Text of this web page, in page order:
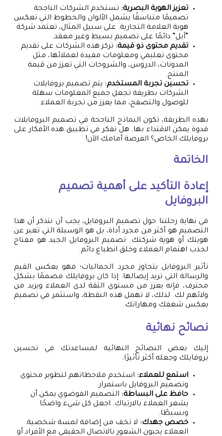
تعزيز الهوية البصرية: تستخدم الشركات الناجحة
تصميمًا متناسقًا يشمل الألوان والخطوط التي تعكس
هوية العلامة التجارية. على سبيل المثال، تعتمد شركة
“آبل” دائمًا على تصميم بسيط وغير معقد.
تقديم محتوى ذو قيمة: تركز هذه الشركات على تقديم
محتوى تعليمي ومعلومات مفيدة لعملائها، مثل
المدونات، الدروس، والشروحات التي تعزز من قيمة
المنتج.
تحسين تجربة المستخدم: يتم تصميم بروفايلات
الشركات بطريقة تجعل جميع المعلومات سهلة
للوصول والتصفح، مما يعزز من تجربة العملاء.
بهذه الطريقة، تكون النماذج الناجحة في تصميم البروفايلات
قدوة يمكن الاقتداء بها. هل تفكر في تطبيق هذه الأفكار على
بروفايلك الخاص؟ الفرصة أمامك الآن!
الخاتمة
إعادة التأكيد على أهمية تصميم
البروفايل
في نهاية رحلتنا حول تصميم البروفايل، يجب أن نتذكر أن هذا
التصميم هو أكثر من مجرد أداة، بل هو الوسيلة التي تعبر عن
هويتك أو هوية شركتك. تصميم البروفايل الجيد هو مفتاح
لجذب اهتمام العملاء وخلق انطباع دائم.
تأثير البروفايل يتجاوز مجرد الجماليات؛ فهو يعكس القيم
والرسالة التي تريد إيصالها. إذا كان بروفايلك مصممًا بشكل
محترف، فإنه يعزز من مستوى الثقة لدى العملاء ويزيد من
ولائهم لك. لذلك، لا تهمل هذه النقطة، واستثمر في تصميم
يعكس شغفك ومهاراتك.
نصائح نهائية
إليك بعض النصائح النهائية لمساعدتك في تحسين
بروفايلك وجعله أكثر تأثيرًا:
استمع للعملاء: استخدم ملاحظاتهم لتطوير محتوى
وتصميم البروفايل باستمرار.
حافظ على البساطة: التصميم الفوضوي يمكن أن
يشعر العملاء بالارتباك. اجعل كل شيء واضحًا
وبسيطًا.
خصص جهدك: لا تخف من إضافة لمسة شخصية.
العملاء يحبون الشعور بالاتصال الحقيقي مع الأفراد أو